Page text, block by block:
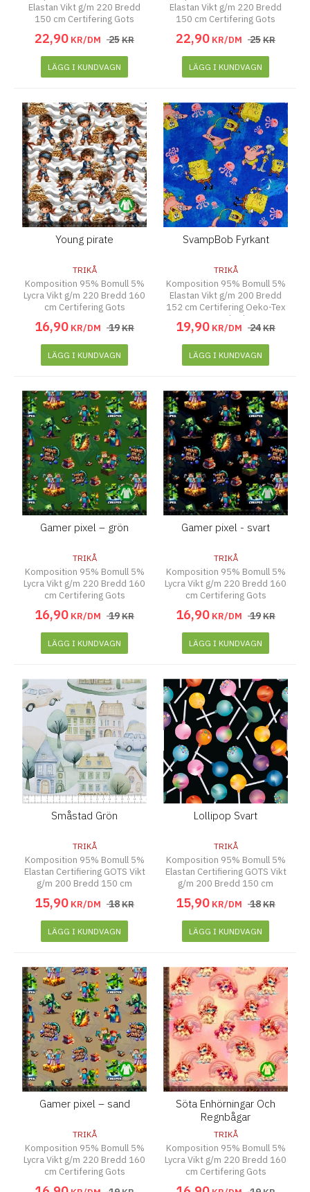
Elastan Vikt g/m 220 Bredd
150 cm Certifering Gots
22,90 KR/DM 25KR
LÄGG I KUNDVAGN
Elastan Vikt g/m 220 Bredd
150 cm Certifering Gots
22,90 KR/DM 25KR
LÄGG I KUNDVAGN
Young pirate
TRIKÅ
Komposition 95% Bomull 5%
Lycra Vikt g/m 220 Bredd 160
cm Certifering Gots
16,90 KR/DM 19KR
LÄGG I KUNDVAGN
SvampBob Fyrkant
TRIKÅ
Komposition 95% Bomull 5%
Elastan Vikt g/m 200 Bredd
152 cm Certifering Oeko-Tex
Standard
19,90 KR/DM 24KR
LÄGG I KUNDVAGN
Gamer pixel – grön
TRIKÅ
Komposition 95% Bomull 5%
Lycra Vikt g/m 220 Bredd 160
cm Certifering Gots
16,90 KR/DM 19KR
LÄGG I KUNDVAGN
Gamer pixel - svart
TRIKÅ
Komposition 95% Bomull 5%
Lycra Vikt g/m 220 Bredd 160
cm Certifering Gots
16,90 KR/DM 19KR
LÄGG I KUNDVAGN
Småstad Grön
TRIKÅ
Komposition 95% Bomull 5%
Elastan Certifiering GOTS Vikt
g/m 200 Bredd 150 cm
15,90 KR/DM 18KR
LÄGG I KUNDVAGN
Lollipop Svart
TRIKÅ
Komposition 95% Bomull 5%
Elastan Certifiering GOTS Vikt
g/m 200 Bredd 150 cm
15,90 KR/DM 18KR
LÄGG I KUNDVAGN
Gamer pixel – sand
TRIKÅ
Komposition 95% Bomull 5%
Lycra Vikt g/m 220 Bredd 160
cm Certifering Gots
Söta Enhörningar Och
Regnbågar
TRIKÅ
Komposition 95% Bomull 5%
Lycra Vikt g/m 220 Bredd 160
cm Certifering Gots